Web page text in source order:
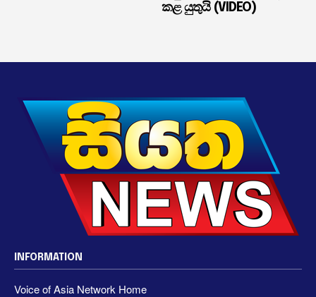
කළ යුතුයි (VIDEO)
INFORMATION
Voice of Asia Network Home